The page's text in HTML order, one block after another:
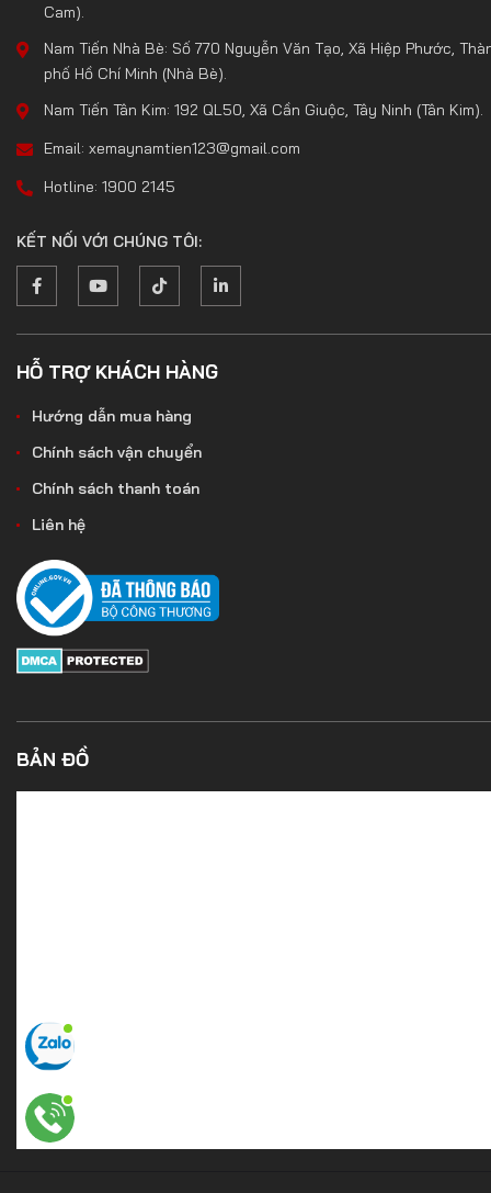
Cam).
Nam Tiến Nhà Bè: Số 770 Nguyễn Văn Tạo, Xã Hiệp Phước,
phố Hồ Chí Minh (Nhà Bè).
Nam Tiến Tân Kim: 192 QL50, Xã Cần Giuộc, Tây Ninh (Tân Kim).
Email: xemaynamtien123@gmail.com
Hotline: 1900 2145
KẾT NỐI VỚI CHÚNG TÔI:
HỖ TRỢ KHÁCH HÀNG
Hướng dẫn mua hàng
Chính sách vận chuyển
Chính sách thanh toán
Liên hệ
BẢN ĐỒ